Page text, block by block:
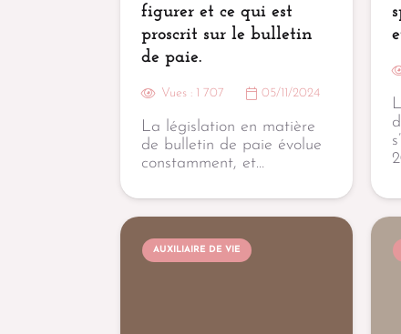
figurer et ce qui est
proscrit sur le bulletin
de paie.
Vues : 1 707 05/11/2024
La législation en matière
de bulletin de paie évolue
constamment, et…
AUXILIAIRE DE VIE